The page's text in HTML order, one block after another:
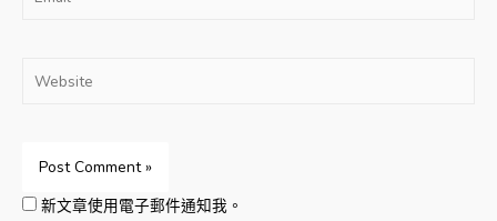
Website
新文章使用電子郵件通知我。